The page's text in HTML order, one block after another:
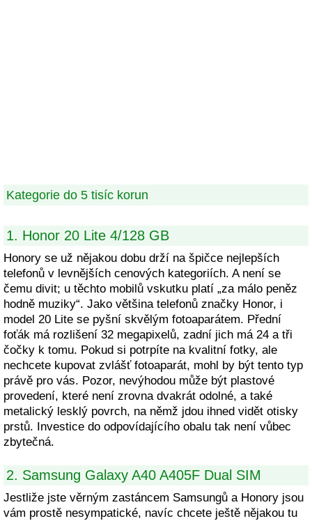
Kategorie do 5 tisíc korun
1. Honor 20 Lite 4/128 GB
Honory se už nějakou dobu drží na špičce nejlepších
telefonů v levnějších cenových kategoriích. A není se
čemu divit; u těchto mobilů vskutku platí „za málo peněz
hodně muziky“. Jako většina telefonů značky Honor, i
model 20 Lite se pyšní skvělým fotoaparátem. Přední
foťák má rozlišení 32 megapixelů, zadní jich má 24 a tři
čočky k tomu. Pokud si potrpíte na kvalitní fotky, ale
nechcete kupovat zvlášť fotoaparát, mohl by být tento typ
právě pro vás. Pozor, nevýhodou může být plastové
provedení, které není zrovna dvakrát odolné, a také
metalický lesklý povrch, na němž jdou ihned vidět otisky
prstů. Investice do odpovídajícího obalu tak není vůbec
zbytečná.
2. Samsung Galaxy A40 A405F Dual SIM
Jestliže jste věrným zastáncem Samsungů a Honory jsou
vám prostě nesympatické, navíc chcete ještě nějakou tu